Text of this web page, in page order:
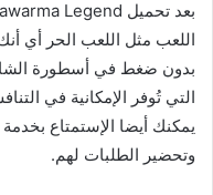
اللعب مثل اللعب الحر أي
بدون ضغط في أسطورة
التي تُوفر الإمكانية في
يمكنك أيضا الإستمتاع بخدمة
وتحضير الطلبات لهم.